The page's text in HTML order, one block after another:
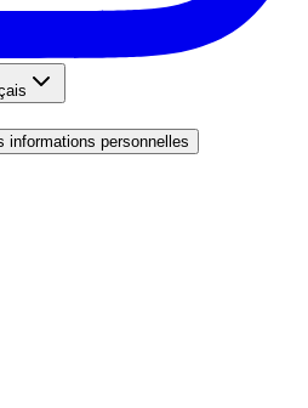
informations personnelles